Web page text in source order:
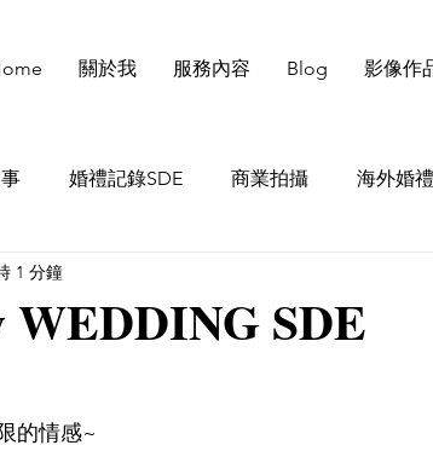
關於我 服務內容 Blog 影像作
婚禮記錄SDE 商業拍攝 海外婚
WEDDING SDE
1 分鐘
的情感~